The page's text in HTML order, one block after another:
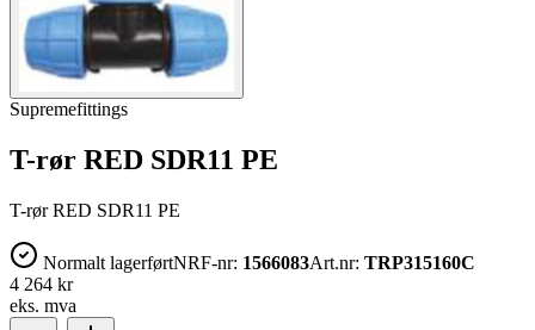
Supremefittings
T-rør RED SDR11 PE
T-rør RED SDR11 PE
Normalt lagerførtNRF-nr: 1566083Art.nr: TRP315160C
4 264 kr
eks. mva